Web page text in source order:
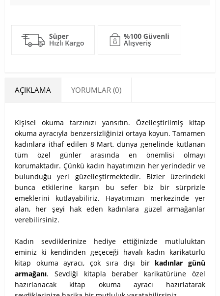
AÇIKLAMA YORUMLAR (0)
Kişisel okuma tarzınızı yansıtın. Özelleştirilmiş kitap
okuma ayracıyla benzersizliğinizi ortaya koyun. Tamamen
kadınlara ithaf edilen 8 Mart, dünya genelinde kutlanan
tüm özel günler arasında en önemlisi olmayı
korumaktadır. Çünkü kadın hayatımızın her yerindedir ve
bulunduğu yeri güzelleştirmektedir. Bizler üzerindeki
bunca etkilerine karşın bu sefer biz bir sürprizle
emeklerini kutlayabiliriz. Hayatımızın merkezinde yer
alan, her şeyi hak eden kadınlara güzel armağanlar
verebilirsiniz.
Kadın sevdiklerinize hediye ettiğinizde mutluluktan
eminiz ki kendinden geçeceği havalı kadın karikatürlü
kitap okuma ayracı, çok sıra dışı bir kadınlar günü
armağanı. Sevdiği kitapla beraber karikatürüne özel
hazırlanacak kitap okuma ayracı hazırlatarak